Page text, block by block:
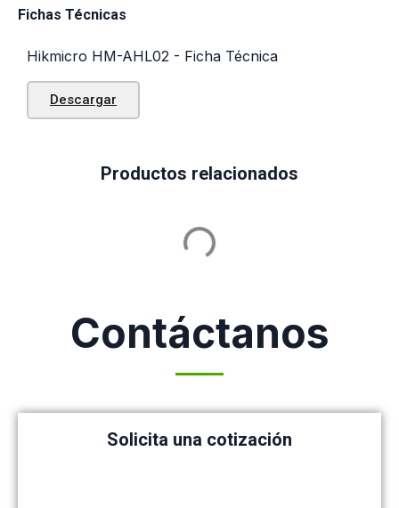
Fichas Técnicas
Hikmicro HM-AHL02 - Ficha Técnica
Descargar
Productos relacionados
Contáctanos
Solicita una cotización